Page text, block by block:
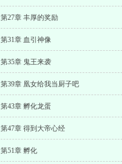
第27章 丰厚的奖励
第31章 血引神像
第35章 鬼王来袭
第39章 凰女给我当厨子吧
第43章 孵化龙蛋
第47章 得到大帝心经
第51章 孵化